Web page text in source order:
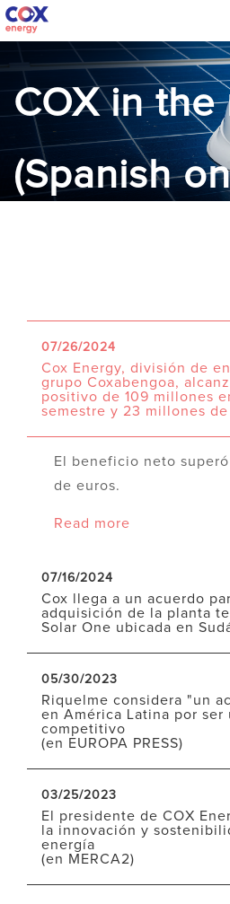
COX in the
(Spanish
07/26/2024
Cox Energy, división de
grupo Coxabengoa,
positivo de 109 millones
semestre y 23 millones de
El beneficio neto
de euros.
Read more
07/16/2024
Cox llega a un acuerdo
adquisición de la planta
Solar One ubicada en
05/30/2023
Riquelme considera "un
en América Latina por ser
competitivo
(en EUROPA PRESS)
03/25/2023
El presidente de COX
la innovación y
energía
(en MERCA2)